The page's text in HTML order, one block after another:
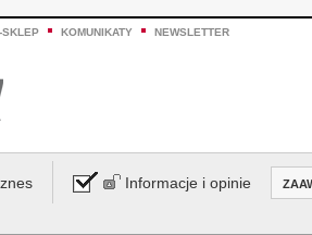
SKLEP KOMUNIKATY NEWSLETTER
Informacje i opinie